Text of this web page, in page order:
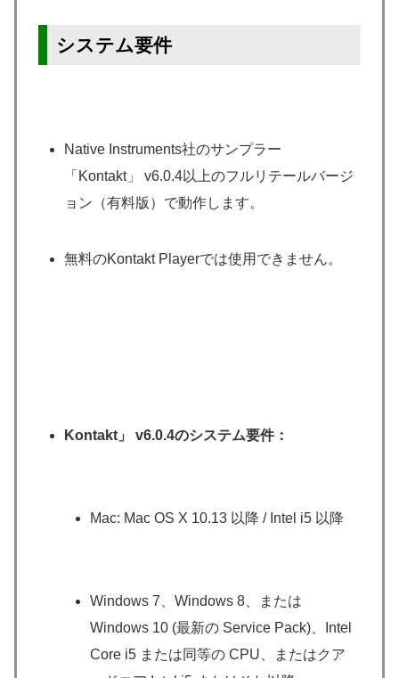
システム要件
Native Instruments社のサンプラー
「Kontakt」 v6.0.4以上のフルリテールバージ
ョン（有料版）で動作します。
無料のKontakt Playerでは使用できません。
Kontakt」 v6.0.4のシステム要件：
Mac: Mac OS X 10.13 以降 / Intel i5 以降
Windows 7、Windows 8、または
Windows 10 (最新の Service Pack)、Intel
Core i5 または同等の CPU、またはクア